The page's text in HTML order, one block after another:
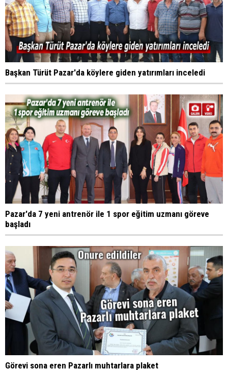
Başkan Türüt Pazar'da köylere giden yatırımları inceledi
Pazar'da 7 yeni antrenör ile 1 spor eğitim uzmanı göreve
başladı
Görevi sona eren Pazarlı muhtarlara plaket